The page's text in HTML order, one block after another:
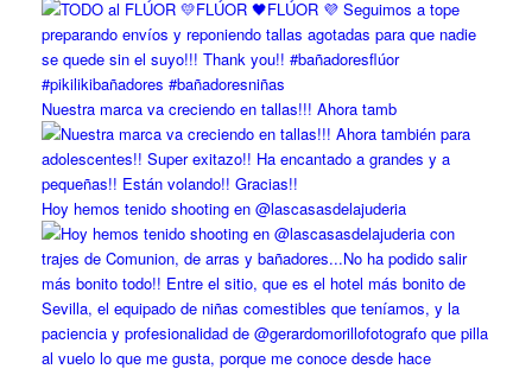
Nuestra marca va creciendo en tallas!!! Ahora tamb
Hoy hemos tenido shooting en @lascasasdelajuderia